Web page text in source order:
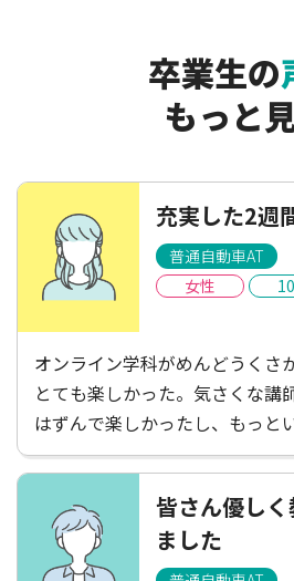
卒業生の
もっと
充実した2週
普通自動車AT
女性
オンライン学科がめんどうくさ
とても楽しかった。気さくな講
はずんで楽しかったし、もっと
は遠くて不便だと感じたけれど
んがあって楽しかったし、講師
ださったりして楽しかった！充
皆さん優し
ました